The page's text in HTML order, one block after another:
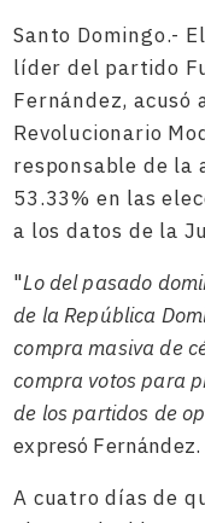
Santo Domingo.-
líder del partido
Fernández, acusó
Revolucionario
responsable de la
53.33% en las
a los datos de la
"Lo del pasado
de la República
compra masiva de
compra votos para
de los partidos de
expresó Fernández.
A cuatro días de